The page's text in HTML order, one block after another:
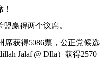
赢得两个议席。
席获得5086票，公正党候选
Jalaf @ DIla）获得2570